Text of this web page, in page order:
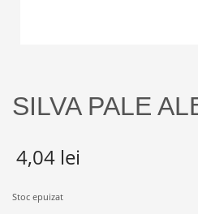
SILVA PALE
4,04 lei
Stoc epuizat